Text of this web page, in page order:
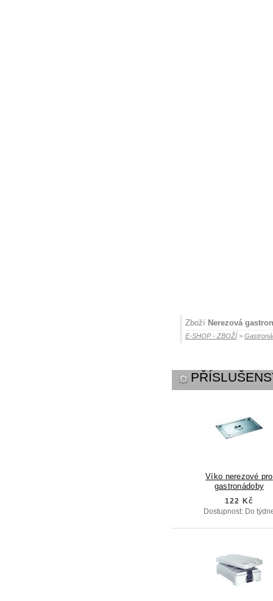
Zboží Nerezová
E-SHOP - ZBOŽÍ >
Víko nerezové pro
gastronádoby
122 Kč
Dostupnost: Do